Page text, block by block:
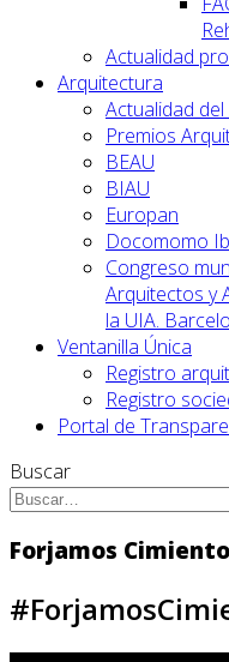
Actualidad
Arquitectura
Actualidad
Premios
BEAU
BIAU
Europan
Docomomo
Congreso
Arquitectos y
la UIA.
Ventanilla Única
Registro
Registro
Portal de
Buscar
Forjamos